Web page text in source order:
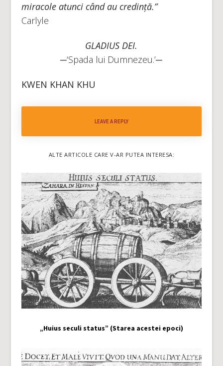
miracole atunci când au credință.”
Carlyle
GLADIUS DEI.
─‘Spada lui Dumnezeu.’─
KWEN KHAN KHU
LEAVE A REPLY
ALTE ARTICOLE CARE V-AR PUTEA INTERESA:
„Huius seculi status” (Starea acestei epoci)